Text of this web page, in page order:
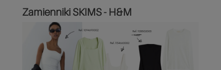
Zamienniki SKIMS - H&M